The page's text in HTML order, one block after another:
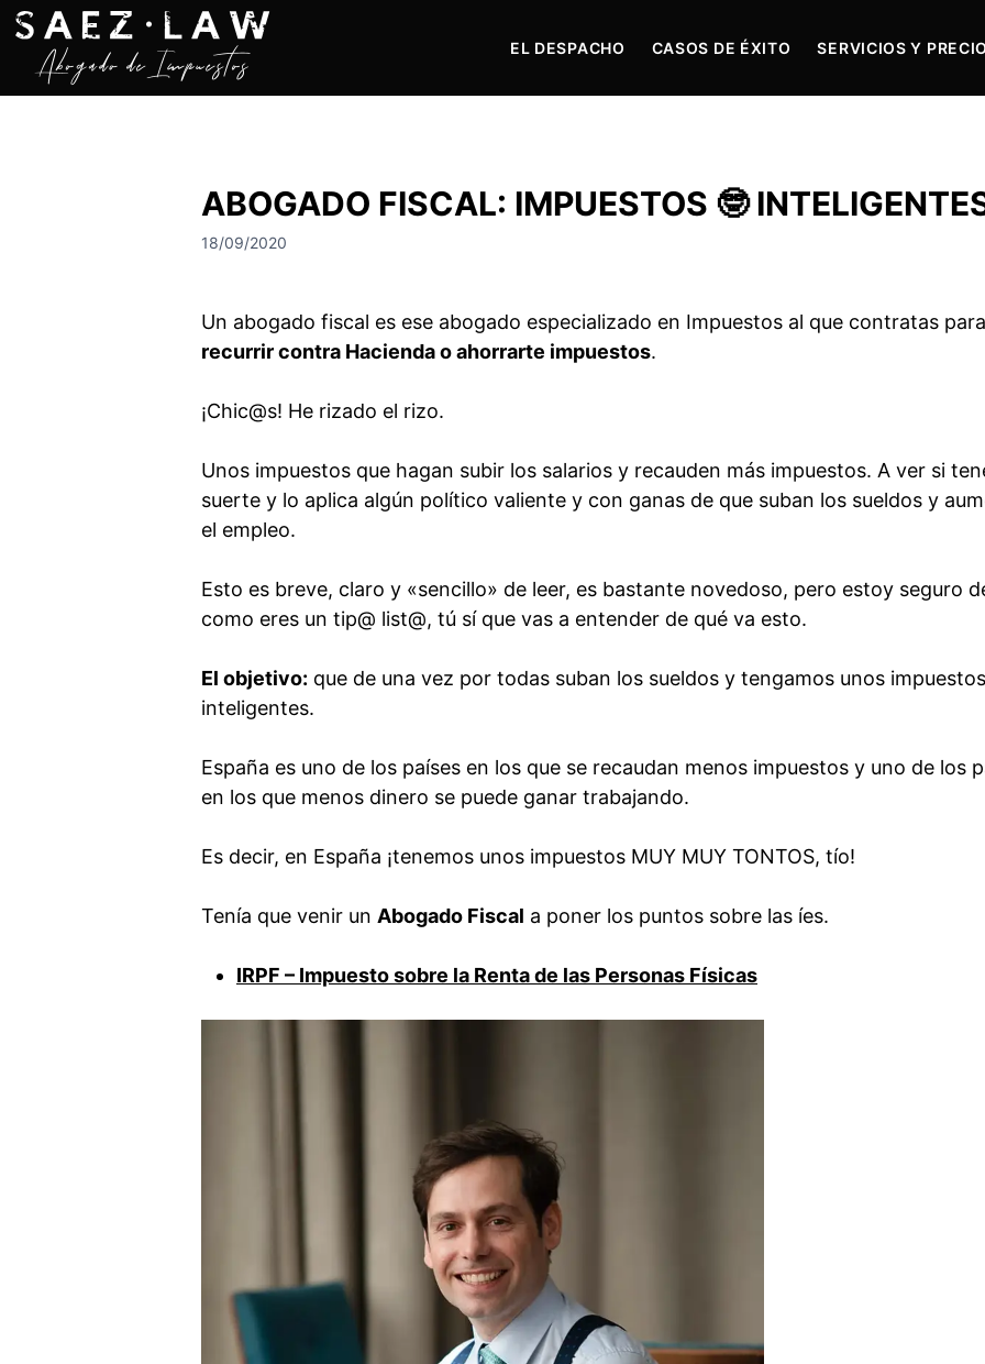
t
EL DESPACHO CASOS DE ÉXITO SERVICIOS Y
ABOGADO FISCAL: IMPUESTOS 🤓
18/09/2020
Un abogado fiscal es ese abogado especializado en Impuestos al que contratas para
recurrir contra Hacienda o ahorrarte impuestos.
¡Chic@s! He rizado el rizo.
Unos impuestos que hagan subir los salarios y recauden más impuestos. A ver si
suerte y lo aplica algún político valiente y con ganas de que suban los sueldos y
el empleo.
Esto es breve, claro y «sencillo» de leer, es bastante novedoso, pero estoy seguro
como eres un tip@ list@, tú sí que vas a entender de qué va esto.
El objetivo: que de una vez por todas suban los sueldos y tengamos unos
inteligentes.
España es uno de los países en los que se recaudan menos impuestos y uno de los
en los que menos dinero se puede ganar trabajando.
Es decir, en España ¡tenemos unos impuestos MUY MUY TONTOS, tío!
Tenía que venir un Abogado Fiscal a poner los puntos sobre las íes.
IRPF – Impuesto sobre la Renta de las Personas Físicas